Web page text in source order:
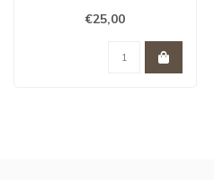
direct citrussap toe aan uw
€25,00